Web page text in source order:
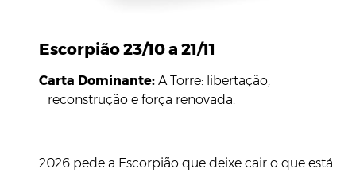
Escorpião 23/10 a 21/11
Carta Dominante: A Torre: libertação,
reconstrução e força renovada.
2026 pede a Escorpião que deixe cair o que está